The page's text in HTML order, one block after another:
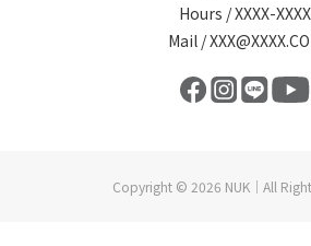
Hours / XXXX-XXXX
Mail /
Copyright © 2026 NUK｜All